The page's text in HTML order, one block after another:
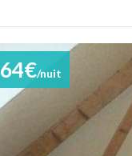
64€/nuit